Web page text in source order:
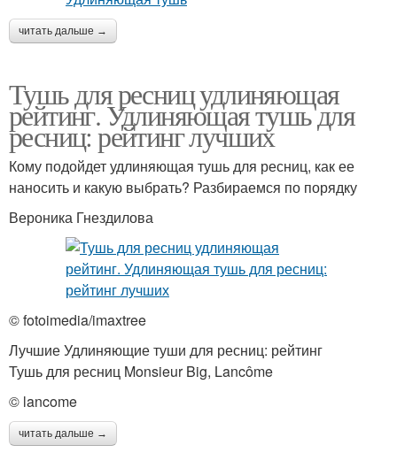
читать дальше →
Тушь для ресниц удлиняющая
рейтинг. Удлиняющая тушь для
ресниц: рейтинг лучших
Кому подойдет удлиняющая тушь для ресниц, как ее
наносить и какую выбрать? Разбираемся по порядку
Вероника Гнездилова
© fotoimedia/imaxtree
Лучшие Удлиняющие туши для ресниц: рейтинг
Тушь для ресниц Monsieur Big, Lancôme
© lancome
читать дальше →